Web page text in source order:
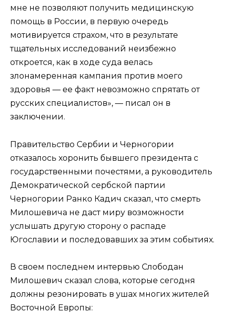
мне не позволяют получить медицинскую
помощь в России, в первую очередь
мотивируется страхом, что в результате
тщательных исследований неизбежно
откроется, как в ходе суда велась
злонамеренная кампания против моего
здоровья — ее факт невозможно спрятать от
русских специалистов», — писал он в
заключении.
Правительство Сербии и Черногории
отказалось хоронить бывшего президента с
государственными почестями, а руководитель
Демократической сербской партии
Черногории Ранко Кадич сказал, что смерть
Милошевича не даст миру возможности
услышать другую сторону о распаде
Югославии и последовавших за этим событиях.
В своем последнем интервью Слободан
Милошевич сказал слова, которые сегодня
должны резонировать в ушах многих жителей
Восточной Европы: